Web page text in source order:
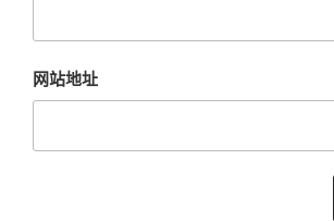
网站地址